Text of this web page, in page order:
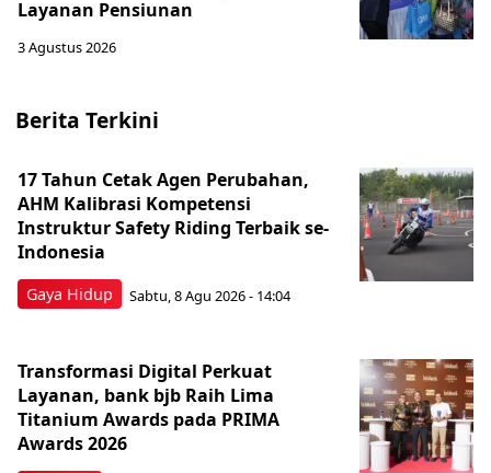
Layanan Pensiunan
3 Agustus 2026
Berita Terkini
Gaya Hidup
17 Tahun Cetak Agen Perubahan,
AHM Kalibrasi Kompetensi
Instruktur Safety Riding Terbaik se-
Indonesia
Sabtu, 8 Agu 2026 - 14:04
Transformasi Digital Perkuat
Layanan, bank bjb Raih Lima
Titanium Awards pada PRIMA
Awards 2026